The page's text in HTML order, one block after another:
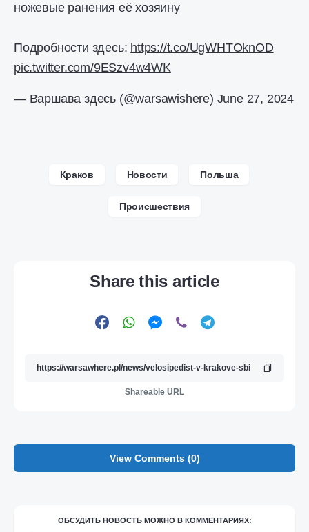
ножевые ранения её хозяину
Подробности здесь: https://t.co/UgWHTOknOD
pic.twitter.com/9ESzv4w4WK
— Варшава здесь (@warsawishere) June 27, 2024
Краков Новости Польша
Происшествия
Share this article
Shareable URL
View Comments (0)
ОБСУДИТЬ НОВОСТЬ МОЖНО В КОММЕНТАРИЯХ: